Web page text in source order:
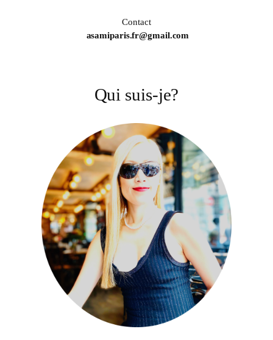
Contact
asamiparis.fr@gmail.com
Qui suis-je?